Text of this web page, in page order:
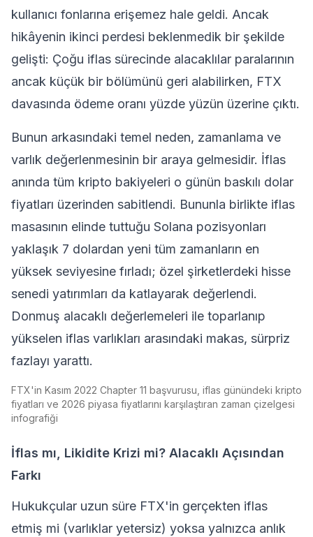
kullanıcı fonlarına erişemez hale geldi. Ancak
hikâyenin ikinci perdesi beklenmedik bir şekilde
gelişti: Çoğu iflas sürecinde alacaklılar paralarının
ancak küçük bir bölümünü geri alabilirken, FTX
davasında ödeme oranı yüzde yüzün üzerine çıktı.
Bunun arkasındaki temel neden, zamanlama ve
varlık değerlenmesinin bir araya gelmesidir. İflas
anında tüm kripto bakiyeleri o günün baskılı dolar
fiyatları üzerinden sabitlendi. Bununla birlikte iflas
masasının elinde tuttuğu Solana pozisyonları
yaklaşık 7 dolardan yeni tüm zamanların en
yüksek seviyesine fırladı; özel şirketlerdeki hisse
senedi yatırımları da katlayarak değerlendi.
Donmuş alacaklı değerlemeleri ile toparlanıp
yükselen iflas varlıkları arasındaki makas, sürpriz
fazlayı yarattı.
FTX'in Kasım 2022 Chapter 11 başvurusu, iflas günündeki kripto
fiyatları ve 2026 piyasa fiyatlarını karşılaştıran zaman çizelgesi
infografiği
İflas mı, Likidite Krizi mi? Alacaklı Açısından
Farkı
Hukukçular uzun süre FTX'in gerçekten iflas
etmiş mi (varlıklar yetersiz) yoksa yalnızca anlık